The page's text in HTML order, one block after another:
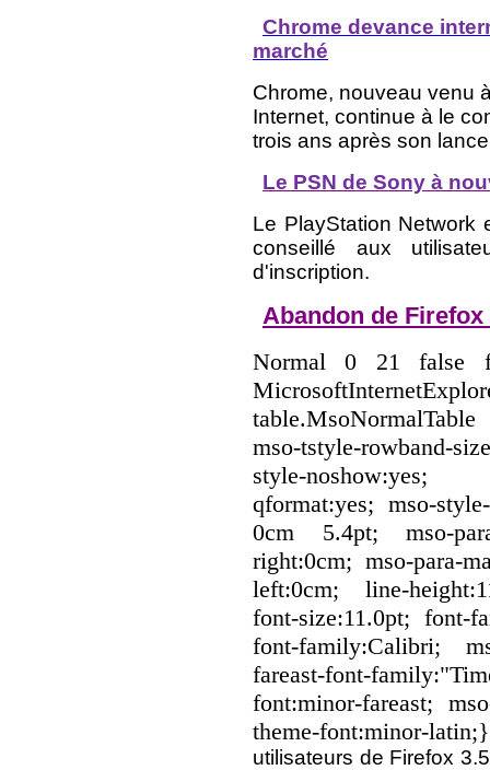
Chrome devance
marché
Chrome, nouveau venu
Internet, continue à le
trois ans après son
Le PSN de Sony à
Le PlayStation Network
conseillé aux
d'inscription.
Abandon de Firefox
Normal 0 21 false
mso-tstyle-rowband-
style-noshow:yes;
qformat:yes; mso-
0cm 5.4pt; mso-
right:0cm; mso-para-
left:0cm; line-
font-size:11.0pt; font-
font-family:Calibri;
fareast-font-
font:minor-fareast;
theme-font:minor-
utilisateurs de Firefox